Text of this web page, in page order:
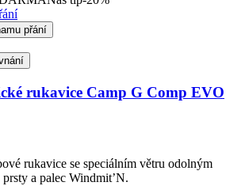
přání
rukavice Camp G Comp EVO
rukavice se speciálním větru odolným
a palec Windmit’N.